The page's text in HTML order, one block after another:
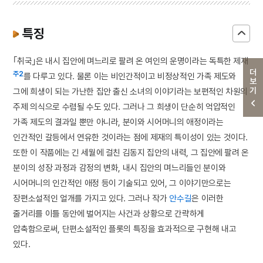
더보기
특징
｢취국｣은 내시 집안에 며느리로 팔려 온 여인의 운명이라는 독특한 제재
주2를 다루고 있다. 물론 이는 비인간적이고 비정상적인 가족 제도와
그에 희생이 되는 가난한 집안 출신 소녀의 이야기라는 보편적인 차원의
주제 의식으로 수렴될 수도 있다. 그러나 그 희생이 단순히 억압적인
가족 제도의 결과일 뿐만 아니라, 분이와 시어머니의 애정이라는
인간적인 갈등에서 연유한 것이라는 점에 제재의 특이성이 있는 것이다.
또한 이 작품에는 긴 세월에 걸친 김동지 집안의 내력, 그 집안에 팔려 온
분이의 성장 과정과 감정의 변화, 내시 집안의 며느리들인 분이와
시어머니의 인간적인 애정 등이 기술되고 있어, 그 이야기만으로는
장편소설적인 얼개를 가지고 있다. 그러나 작가 안수길은 이러한
줄거리를 이틀 동안에 벌어지는 사건과 상황으로 간략하게
압축함으로써, 단편소설적인 플롯의 특징을 효과적으로 구현해 내고
있다.